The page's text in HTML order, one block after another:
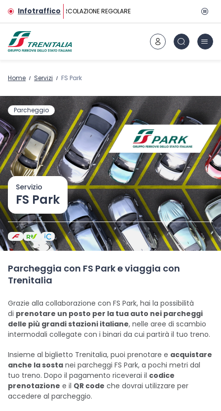
Vai al contenuto principale
InfotrafficoCIRCOLAZIONE REGOLARE
Home Servizi FS Park
Parcheggio
Servizio
FS Park
Parcheggia con FS Park e viaggia con
Trenitalia
Grazie alla collaborazione con FS Park, hai la possibilità
di prenotare un posto per la tua auto nei parcheggi
delle più grandi stazioni italiane, nelle aree di scambio
intermodali collegate con i binari da cui partirà il tuo treno.
Insieme al biglietto Trenitalia, puoi prenotare e acquistare
anche la sosta nei parcheggi FS Park, a pochi metri dal
tuo treno. Dopo il pagamento riceverai il codice
prenotazione e il QR code che dovrai utilizzare per
accedere al parcheggio.